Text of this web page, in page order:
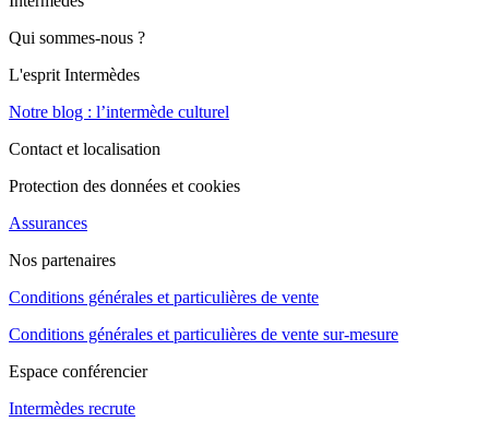
Qui sommes-nous ?
L'esprit Intermèdes
Notre blog : l’intermède culturel
Contact et localisation
Protection des données et cookies
Assurances
Nos partenaires
Conditions générales et particulières de vente
Conditions générales et particulières de vente sur-mesure
Espace conférencier
Intermèdes recrute